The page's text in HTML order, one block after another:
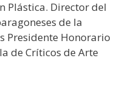
Plástica. Director del
de la
Presidente Honorario
de Críticos de Arte